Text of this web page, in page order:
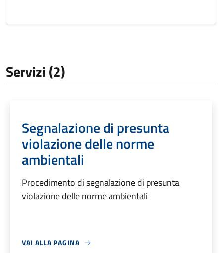
Servizi (2)
Segnalazione di presunta
violazione delle norme
ambientali
Procedimento di segnalazione di presunta
violazione delle norme ambientali
VAI ALLA PAGINA